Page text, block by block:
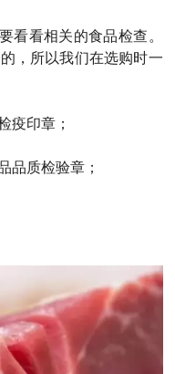
看看相关的食品检查。
，所以我们在选购时一
疫印章；
品质检验章；